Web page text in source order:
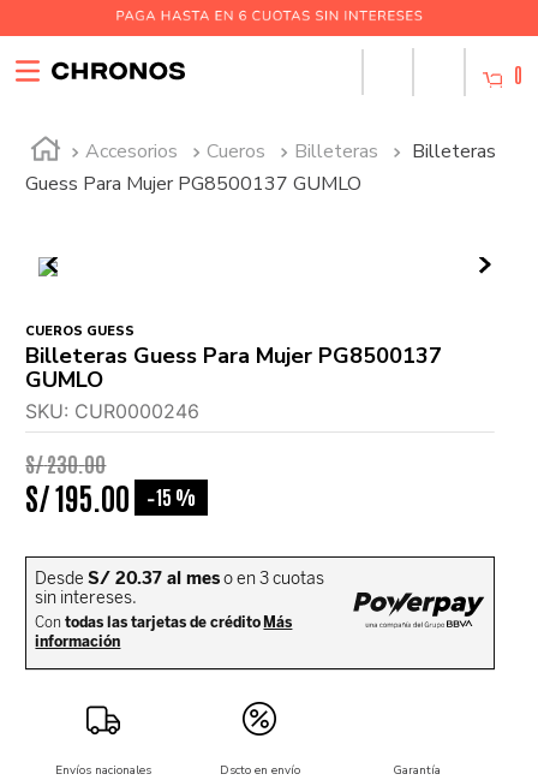
0
Accesorios Cueros Billeteras
Billeteras
Guess Para Mujer PG8500137 GUMLO
CUEROS GUESS
Billeteras Guess Para Mujer PG8500137
GUMLO
SKU: CUR0000246
S/230.00
S/195 00 -15 %
Envíos nacionales Dscto en envío Garantía